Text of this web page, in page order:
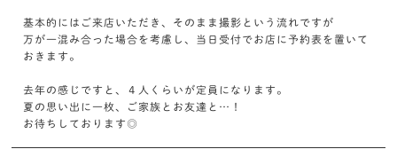
基本的にはご来店いただき、そのまま撮影という流れですが
万が一混み合った場合を考慮し、当日受付でお店に予約表を置いて
おきます。
去年の感じですと、４人くらいが定員になります。
夏の思い出に一枚、ご家族とお友達と…！
お待ちしております◎